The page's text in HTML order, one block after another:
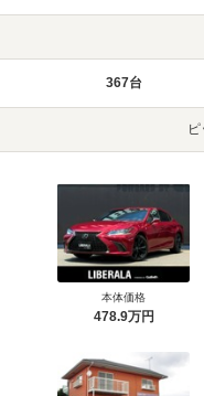
367台
本体価格
478.9万円